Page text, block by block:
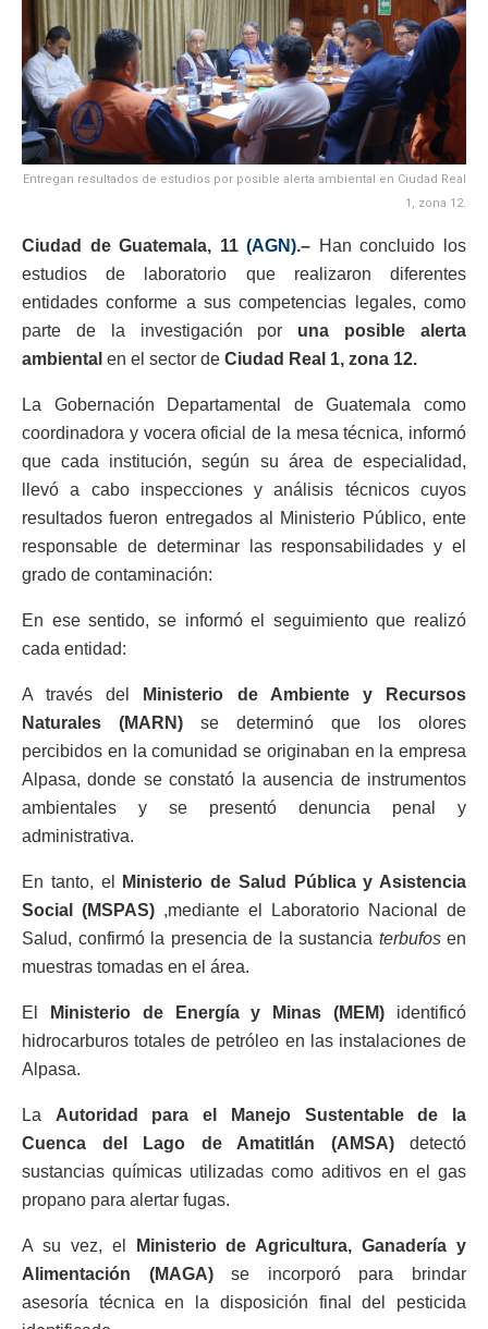
Entregan resultados de estudios por posible alerta ambiental en Ciudad Real
1, zona 12.
Ciudad de Guatemala, 11(AGN).– Han concluido los
estudios de laboratorio que realizaron diferentes
entidades conforme a sus competencias legales, como
parte de la investigación por una posible alerta
ambiental en el sector de Ciudad Real 1, zona 12.
La Gobernación Departamental de Guatemala como
coordinadora y vocera oficial de la mesa técnica, informó
que cada institución, según su área de especialidad,
llevó a cabo inspecciones y análisis técnicos cuyos
resultados fueron entregados al Ministerio Público, ente
responsable de determinar las responsabilidades y el
grado de contaminación:
En ese sentido, se informó el seguimiento que realizó
cada entidad:
A través del
Ministerio de Ambiente y Recursos
Naturales (MARN) se determinó que los olores
percibidos en la comunidad se originaban en la empresa
Alpasa, donde se constató la ausencia de instrumentos
ambientales y se presentó denuncia penal y
administrativa.
En tanto, el
Ministerio de Salud Pública y Asistencia
Social (MSPAS) ,mediante el Laboratorio Nacional de
Salud, confirmó la presencia de la sustancia terbufosen
muestras tomadas en el área.
El Ministerio de Energía y Minas (MEM) identificó
hidrocarburos totales de petróleo en las instalaciones de
Alpasa.
La Autoridad para el Manejo Sustentable de la
Cuenca del Lago de Amatitlán (AMSA)detectó
sustancias químicas utilizadas como aditivos en el gas
propano para alertar fugas.
A su vez, el
Ministerio de Agricultura, Ganadería y
Alimentación (MAGA)se incorporó para brindar
asesoría técnica en la disposición final del pesticida